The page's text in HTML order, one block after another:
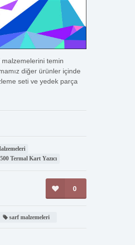
malzemelerini temin
diğer ürünler içinde
seti ve yedek parça
Termal Kart Yazıcı
0
sarf malzemeleri